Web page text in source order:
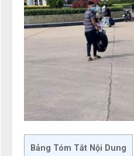
Bảng Tóm Tắt Nội Dung